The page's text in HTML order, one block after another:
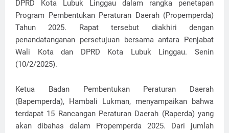
DPRD Kota Lubuk Linggau dalam rangka penetapan
Program Pembentukan Peraturan Daerah (Propemperda)
Tahun 2025. Rapat tersebut diakhiri dengan
penandatanganan persetujuan bersama antara Penjabat
Wali Kota dan DPRD Kota Lubuk Linggau. Senin
(10/2/2025).
Ketua Badan Pembentukan Peraturan Daerah
(Bapemperda), Hambali Lukman, menyampaikan bahwa
terdapat 15 Rancangan Peraturan Daerah (Raperda) yang
akan dibahas dalam Propemperda 2025. Dari jumlah